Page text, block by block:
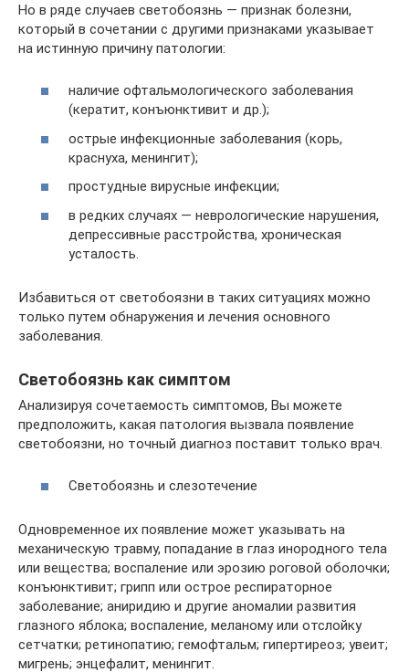
Но в ряде случаев светобоязнь — признак болезни,
который в сочетании с другими признаками указывает
на истинную причину патологии:
наличие офтальмологического заболевания
(кератит, конъюнктивит и др.);
острые инфекционные заболевания (корь,
краснуха, менингит);
простудные вирусные инфекции;
в редких случаях — неврологические нарушения,
депрессивные расстройства, хроническая
усталость.
Избавиться от светобоязни в таких ситуациях можно
только путем обнаружения и лечения основного
заболевания.
Светобоязнь как симптом
Анализируя сочетаемость симптомов, Вы можете
предположить, какая патология вызвала появление
светобоязни, но точный диагноз поставит только врач.
Светобоязнь и слезотечение
Одновременное их появление может указывать на
механическую травму, попадание в глаз инородного тела
или вещества; воспаление или эрозию роговой оболочки;
конъюнктивит; грипп или острое респираторное
заболевание; аниридию и другие аномалии развития
глазного яблока; воспаление, меланому или отслойку
сетчатки; ретинопатию; гемофтальм; гипертиреоз; увеит;
мигрень; энцефалит, менингит.